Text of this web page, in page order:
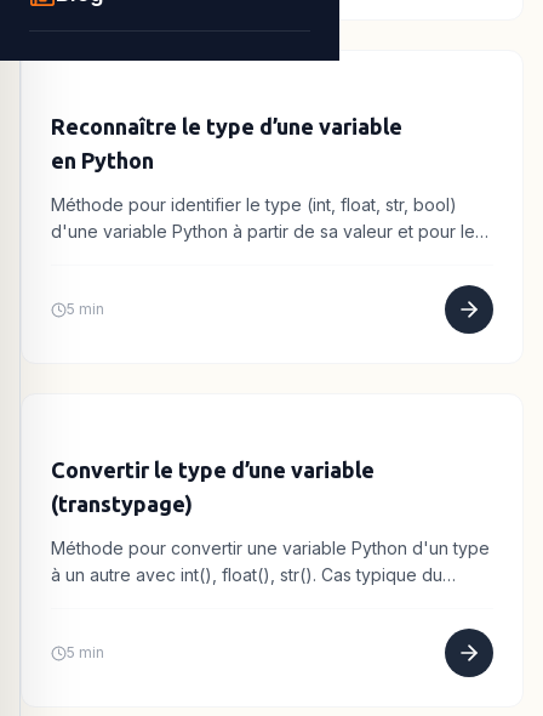
Reconnaître le type d’une variable
en Python
Méthode pour identifier le type (int, float, str, bool)
d'une variable Python à partir de sa valeur et pour le
5 min
Convertir le type d’une variable
(transtypage)
Méthode pour convertir une variable Python d'un type
à un autre avec int(), float(), str(). Cas typique du
5 min